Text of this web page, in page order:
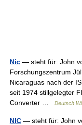
Nic — steht für: John
Forschungszentrum
Nicaraguas nach der
seit 1974 stillgelegter
Converter …
Deutsch
NIC — steht für: John